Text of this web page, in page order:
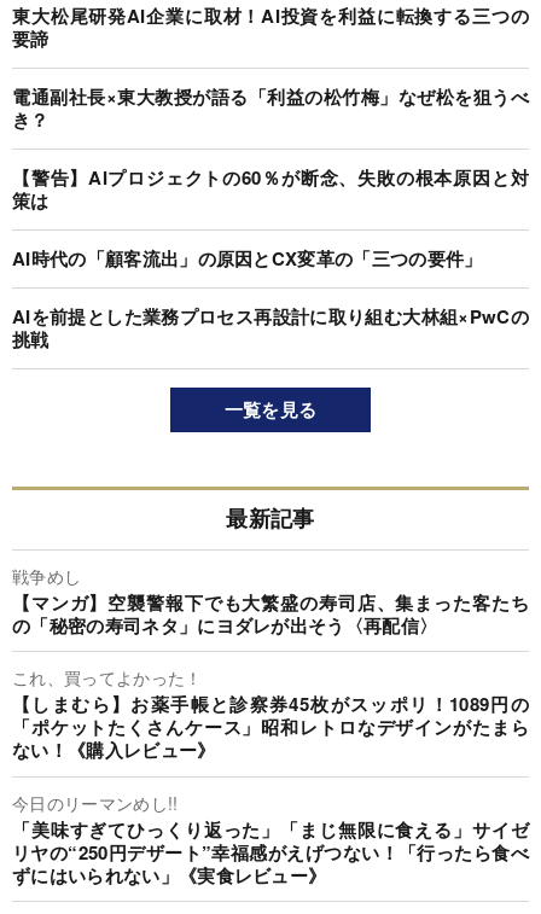
東大松尾研発AI企業に取材！AI投資を利益に転換する三つの
要諦
電通副社長×東大教授が語る「利益の松竹梅」なぜ松を狙うべ
き？
【警告】AIプロジェクトの60％が断念、失敗の根本原因と対
策は
AI時代の「顧客流出」の原因とCX変革の「三つの要件」
AIを前提とした業務プロセス再設計に取り組む大林組×PwCの
挑戦
一覧を見る
最新記事
戦争めし
【マンガ】空襲警報下でも大繁盛の寿司店、集まった客たち
の「秘密の寿司ネタ」にヨダレが出そう〈再配信〉
これ、買ってよかった！
【しまむら】お薬手帳と診察券45枚がスッポリ！1089円の
「ポケットたくさんケース」昭和レトロなデザインがたまら
ない！《購入レビュー》
今日のリーマンめし!!
「美味すぎてひっくり返った」「まじ無限に食える」サイゼ
リヤの“250円デザート”幸福感がえげつない！「行ったら食べ
ずにはいられない」《実食レビュー》